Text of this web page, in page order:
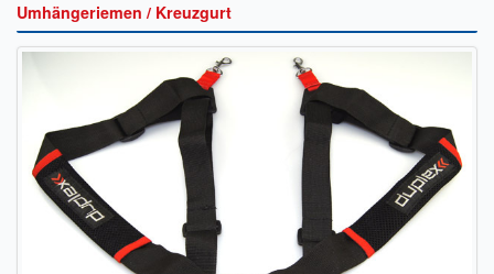
Servo Finder
BL-Motor Finder
Schiffsschrauben Finder
Räder Finder
Luftschrauben Finder
Sendungsverfolgung DHL
Umhängeriemen / Kreuzgurt